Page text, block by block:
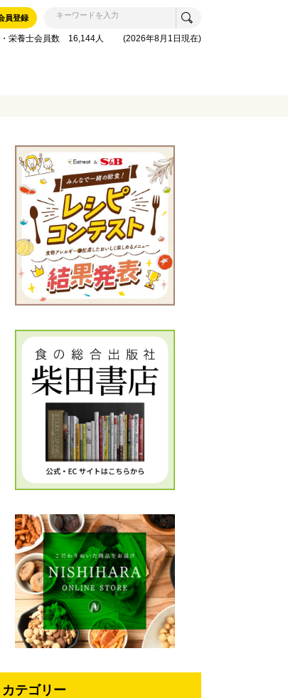
員登録
栄養士会員数 16,144人 (2026年8月1日現在)
カテゴリー